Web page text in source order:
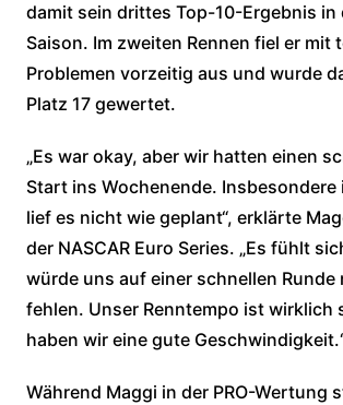
damit sein drittes Top-10-Ergebnis in
Saison. Im zweiten Rennen fiel er mit
Problemen vorzeitig aus und wurde
Platz 17 gewertet.
„Es war okay, aber wir hatten einen
Start ins Wochenende. Insbesondere
lief es nicht wie geplant“, erklärte
der NASCAR Euro Series. „Es fühlt
würde uns auf einer schnellen Runde
fehlen. Unser Renntempo ist wirklich
haben wir eine gute
Während Maggi in der PRO-Wertung